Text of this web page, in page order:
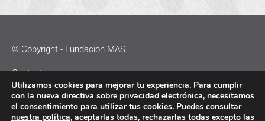
© Copyright - Fundación MAS
Contacto
Política de Cookies
Utilizamos cookies para mejorar tu experiencia. Para cumplir
con la nueva directiva sobre privacidad electrónica, necesitamos
el consentimiento para utilizar tus cookies. Puedes consultar
nuestra política, aceptarlas todas, rechazarlas todas excepto las